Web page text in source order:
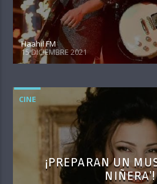
Haahil FM
15 DICIEMBRE 2021
CINE
¡PREPARAN UN